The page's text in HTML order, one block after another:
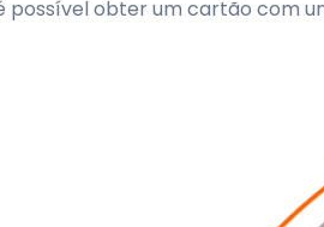
possível obter um cartão com